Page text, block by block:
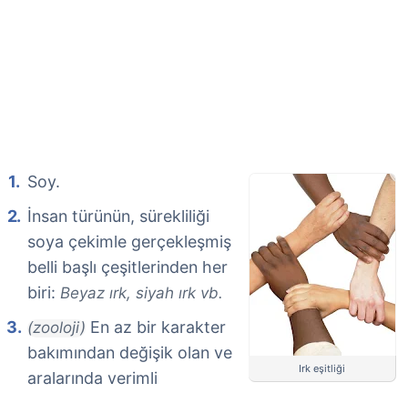
Irk eşitliği
Soy.
İnsan türünün, sürekliliği
soya çekimle gerçekleşmiş
belli başlı çeşitlerinden her
biri: Beyaz ırk, siyah ırk vb.
(zooloji) En az bir karakter
bakımından değişik olan ve
aralarında verimli